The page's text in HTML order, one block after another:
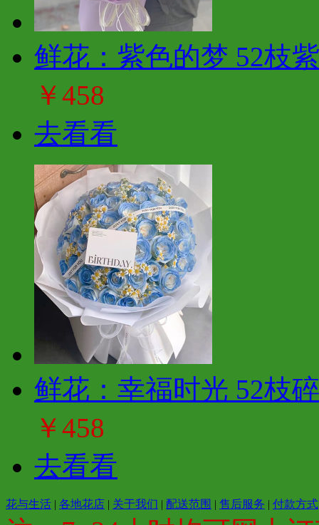
鲜花：紫色的梦 52枝
￥458
去看看
鲜花：幸福时光 52枝
￥458
去看看
花与生活 | 各地花店 | 关于我们 | 配送范围 | 售后服务 | 付款方式